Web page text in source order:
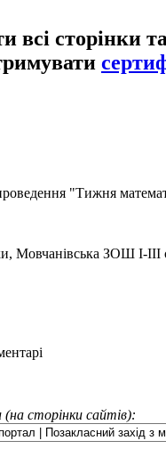
всі сторінки
"Тижня
Мовчанівська ЗОШ І-
сторінки сайтів):